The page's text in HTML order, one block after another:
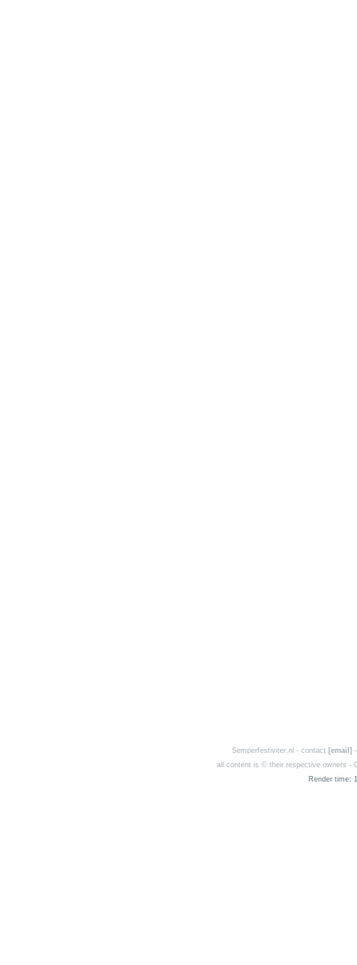
Semperfestiviter.nl - contact [email]
all content is © their respective owners -
Render time: